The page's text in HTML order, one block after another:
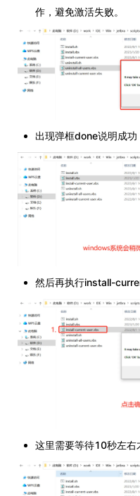
作，避免激活失败。
出现弹框done说明成功
然后再执行install-
这里需要等待10秒左右